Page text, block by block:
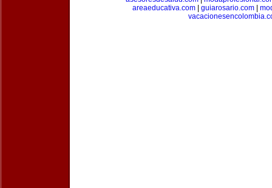
areaeducativa.com| guiarosario.com|